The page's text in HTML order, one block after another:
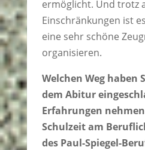
ermöglicht. Und trotz
Einschränkungen ist
eine sehr schöne
organisieren.
Welchen Weg haben
dem Abitur
Erfahrungen
Schulzeit am
des Paul-Spiegel-